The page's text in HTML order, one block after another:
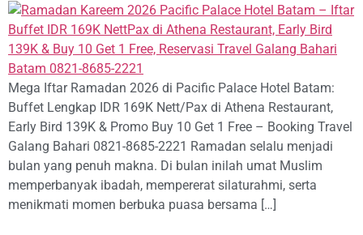
Mega Iftar Ramadan 2026 di Pacific Palace Hotel Batam:
Buffet Lengkap IDR 169K Nett/Pax di Athena Restaurant,
Early Bird 139K & Promo Buy 10 Get 1 Free – Booking Travel
Galang Bahari 0821-8685-2221 Ramadan selalu menjadi
bulan yang penuh makna. Di bulan inilah umat Muslim
memperbanyak ibadah, mempererat silaturahmi, serta
menikmati momen berbuka puasa bersama […]